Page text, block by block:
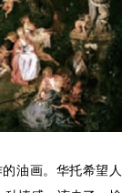
油画。华托希望人